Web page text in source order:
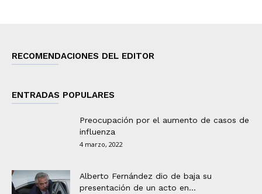
RECOMENDACIONES DEL EDITOR
ENTRADAS POPULARES
Preocupación por el aumento de casos de
influenza
4 marzo, 2022
Alberto Fernández dio de baja su
presentación de un acto en...